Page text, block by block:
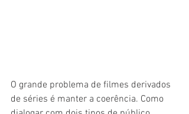
O grande problema de filmes derivados
de séries é manter a coerência. Como